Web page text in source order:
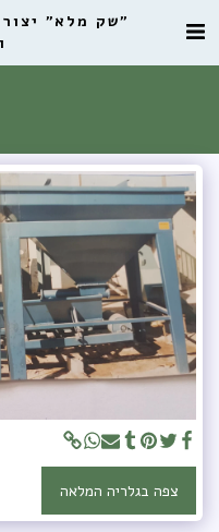
"שק מלא" יצור
צפה בגלריה המלאה